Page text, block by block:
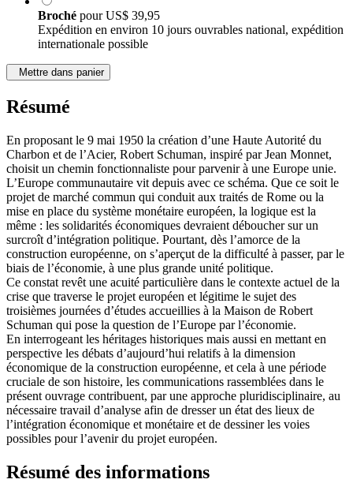
Broché pourUS$ 39,95
Expédition en environ 10 jours ouvrables national, expédition
internationale possible
Mettre dans panier
Résumé
En proposant le 9 mai 1950 la création d’une Haute Autorité du
Charbon et de l’Acier, Robert Schuman, inspiré par Jean Monnet,
choisit un chemin fonctionnaliste pour parvenir à une Europe unie.
L’Europe communautaire vit depuis avec ce schéma. Que ce soit le
projet de marché commun qui conduit aux traités de Rome ou la
mise en place du système monétaire européen, la logique est la
même : les solidarités économiques devraient déboucher sur un
surcroît d’intégration politique. Pourtant, dès l’amorce de la
construction européenne, on s’aperçut de la difficulté à passer, par le
biais de l’économie, à une plus grande unité politique.
Ce constat revêt une acuité particulière dans le contexte actuel de la
crise que traverse le projet européen et légitime le sujet des
troisièmes journées d’études accueillies à la Maison de Robert
Schuman qui pose la question de l’Europe par l’économie.
En interrogeant les héritages historiques mais aussi en mettant en
perspective les débats d’aujourd’hui relatifs à la dimension
économique de la construction européenne, et cela à une période
cruciale de son histoire, les communications rassemblées dans le
présent ouvrage contribuent, par une approche pluridisciplinaire, au
nécessaire travail d’analyse afin de dresser un état des lieux de
l’intégration économique et monétaire et de dessiner les voies
possibles pour l’avenir du projet européen.
Résumé des informations